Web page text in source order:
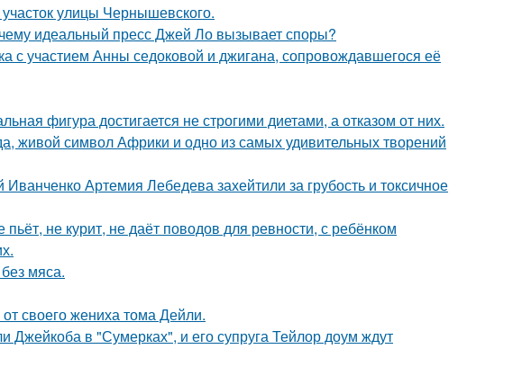
улицы Чернышевского.
идеальный пресс Джей Ло вызывает споры?
с участием Анны седоковой и джигана, сопровождавшегося её
фигура достигается не строгими диетами, а отказом от них.
живой символ Африки и одно из самых удивительных творений
Артемия Лебедева захейтили за грубость и токсичное
не курит, не даёт поводов для ревности, с ребёнком
мяса.
своего жениха тома Дейли.
Джейкоба в "Сумерках", и его супруга Тейлор доум ждут